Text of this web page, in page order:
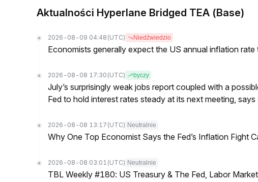
Aktualności Hyperlane Bridged TEA (Base)
2026-08-09 04:48 (UTC) Niedźwiedzio
Economists generally expect the US annual inflation rate
2026-08-08 17:30 (UTC) byczy
July’s surprisingly weak jobs report coupled with a
Fed to hold interest rates steady at its next meeting,
2026-08-08 13:17 (UTC) Neutralnie
Why One Top Economist Says the Fed’s Inflation Fight
2026-08-08 03:01 (UTC) Neutralnie
TBL Weekly #180: US Treasury & The Fed, Labor